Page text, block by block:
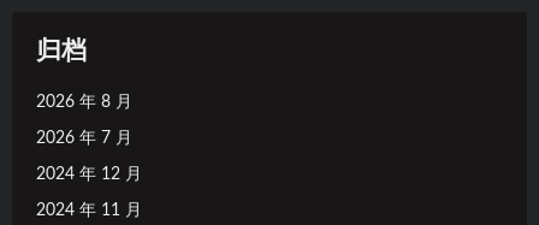
归档
2026 年 8 月
2026 年 7 月
2024 年 12 月
2024 年 11 月